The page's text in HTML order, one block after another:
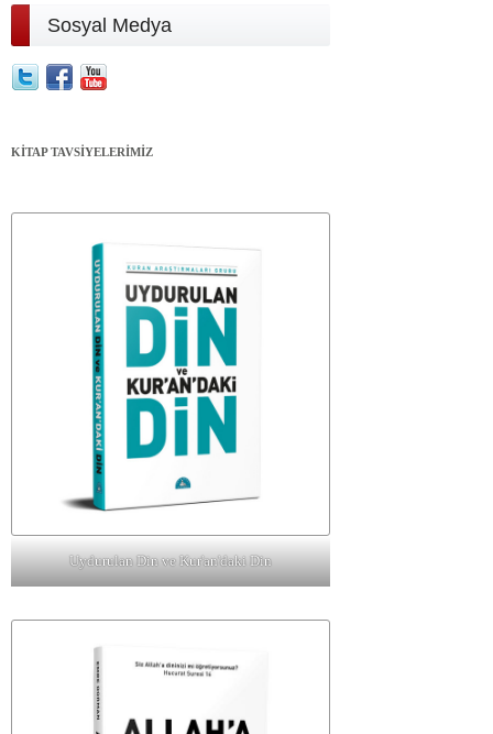
Sosyal Medya
KİTAP TAVSİYELERİMİZ
Uydurulan Din ve Kur'an'daki Din